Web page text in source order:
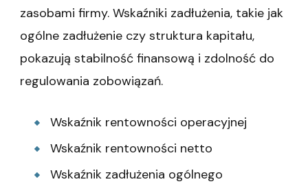
zasobami firmy. Wskaźniki zadłużenia, takie jak
ogólne zadłużenie czy struktura kapitału,
pokazują stabilność finansową i zdolność do
regulowania zobowiązań.
Wskaźnik rentowności operacyjnej
Wskaźnik rentowności netto
Wskaźnik zadłużenia ogólnego